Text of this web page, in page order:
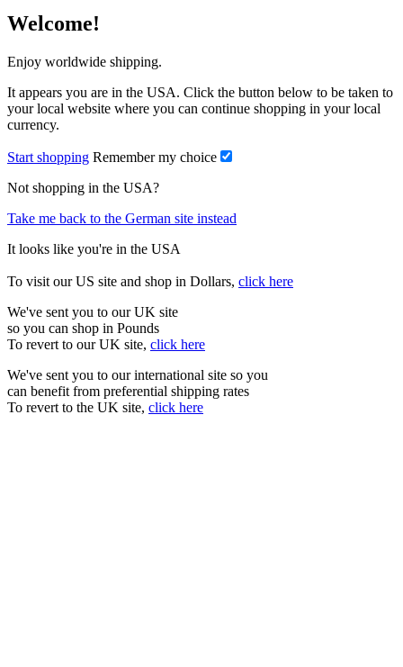
Welcome!
Enjoy worldwide shipping.
It appears you are in the USA. Click the button below to be taken to
your local website where you can continue shopping in your local
currency.
Start shopping Remember my choice
Not shopping in the USA?
Take me back to the German site instead
It looks like you're in the USA
To visit our US site and shop in Dollars, click here
We've sent you to our UK site
so you can shop in Pounds
To revert to our UK site, click here
We've sent you to our international site so you
can benefit from preferential shipping rates
To revert to the UK site, click here